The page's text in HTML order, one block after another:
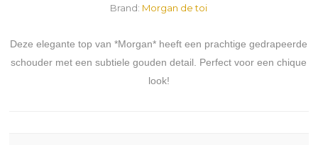
Brand: Morgan de toi
Deze elegante top van *Morgan* heeft een prachtige gedrapeerde
schouder met een subtiele gouden detail. Perfect voor een chique
look!